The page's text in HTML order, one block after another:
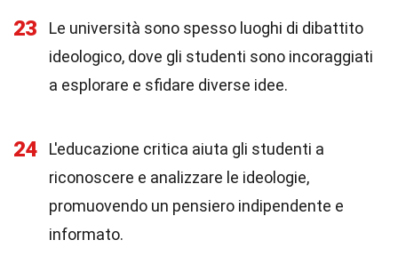
23
Le università sono spesso luoghi di dibattito
ideologico, dove gli studenti sono incoraggiati
a esplorare e sfidare diverse idee.
24
L'educazione critica aiuta gli studenti a
riconoscere e analizzare le ideologie,
promuovendo un pensiero indipendente e
informato.